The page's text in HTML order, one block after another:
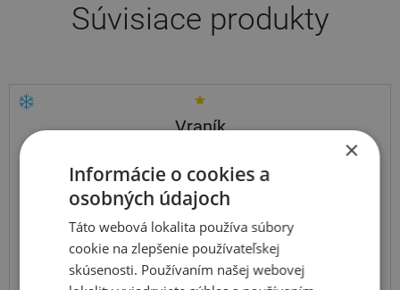
Súvisiace produkty
Vraník
215 55 R16 97H
×
Informácie o cookies a
osobných údajoch
Táto webová lokalita používa súbory
cookie na zlepšenie používateľskej
skúsenosti. Používaním našej webovej